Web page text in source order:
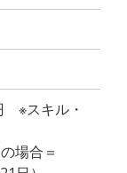
※スキル・
場合＝